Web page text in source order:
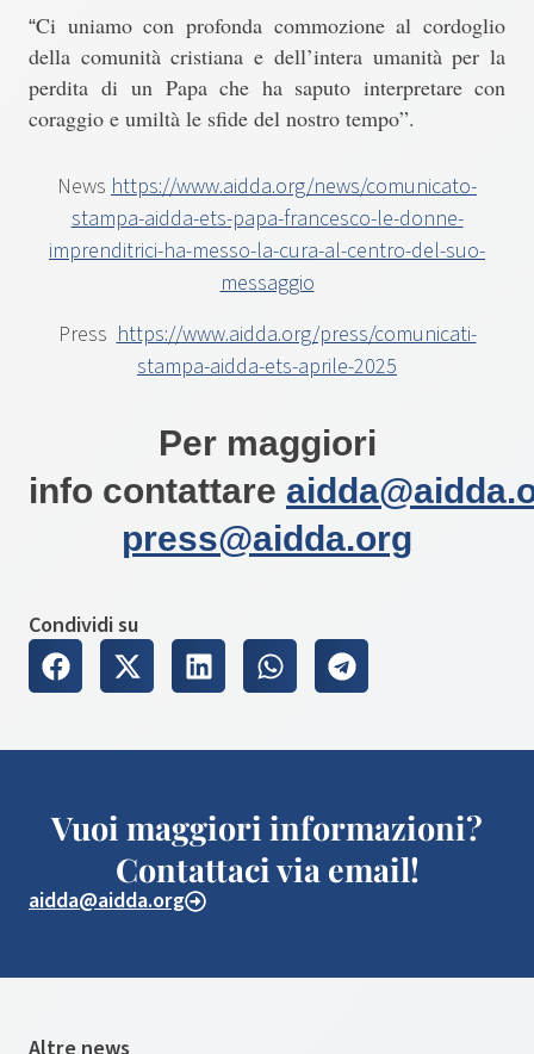
“Ci uniamo con profonda commozione al cordoglio
della comunità cristiana e dell’intera umanità per la
perdita di un Papa che ha saputo interpretare con
coraggio e umiltà le sfide del nostro tempo”.
News https://www.aidda.org/news/comunicato-
stampa-aidda-ets-papa-francesco-le-donne-
imprenditrici-ha-messo-la-cura-al-centro-del-suo-
messaggio
Presshttps://www.aidda.org/press/comunicati-
stampa-aidda-ets-aprile-2025
Per maggiori
info contattare
press@aidda.org
Condividi su
Vuoi maggiori informazioni?
Contattaci via email!
aidda@aidda.org